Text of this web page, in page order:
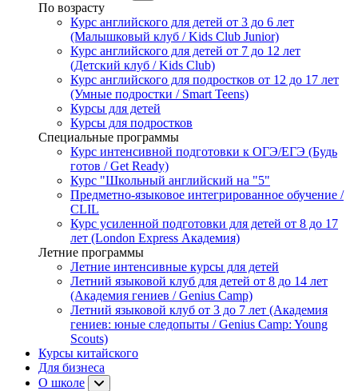
По возрасту
Курс английского для детей от 3 до 6 лет
(Малышковый клуб / Kids Club Junior)
Курс английского для детей от 7 до 12 лет
(Детский клуб / Kids Club)
Курс английского для подростков от 12 до 17 лет
(Умные подростки / Smart Teens)
Курсы для детей
Курсы для подростков
Специальные программы
Курс интенсивной подготовки к ОГЭ/ЕГЭ (Будь
готов / Get Ready)
Курс "Школьный английский на "5"
Предметно-языковое интегрированное обучение /
CLIL
Курс усиленной подготовки для детей от 8 до 17
лет (London Express Академия)
Летние программы
Летние интенсивные курсы для детей
Летний языковой клуб для детей от 8 до 14 лет
(Академия гениев / Genius Camp)
Летний языковой клуб от 3 до 7 лет (Академия
гениев: юные следопыты / Genius Camp: Young
Scouts)
Курсы китайского
Для бизнеса
О школе